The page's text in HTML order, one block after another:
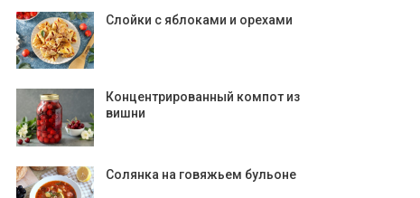
Слойки с яблоками и орехами
Концентрированный компот из
вишни
Солянка на говяжьем бульоне